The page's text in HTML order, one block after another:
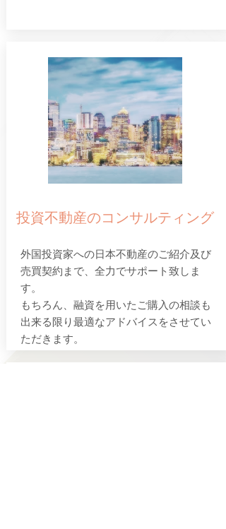
投資不動産のコンサルティング
外国投資家への日本不動産のご紹介及び
売買契約まで、全力でサポート致しま
す。
​もちろん、融資を用いたご購入の相談も
出来る限り最適なアドバイスをさせてい
ただきます。